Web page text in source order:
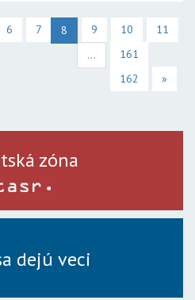
6 7 8 9 10
11
...
161
162
»
zóna
dejú veci